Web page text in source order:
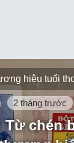
hiệu tuổi
2 tháng trước
Từ chén